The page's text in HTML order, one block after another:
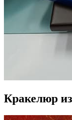
Кракелюр